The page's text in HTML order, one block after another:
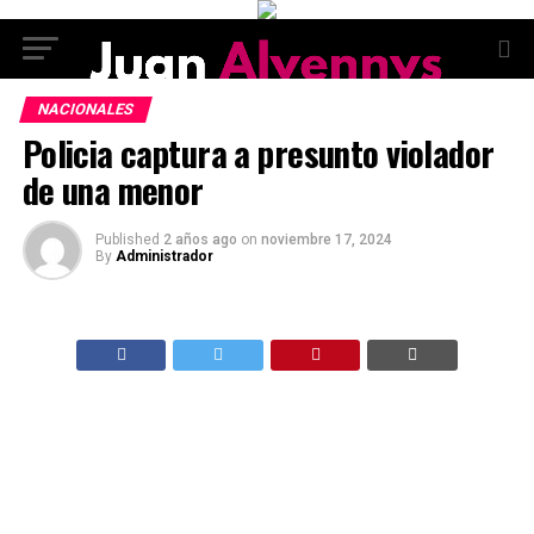
NACIONALES
Policia captura a presunto violador
de una menor
Published 2 años ago on noviembre 17, 2024
By Administrador